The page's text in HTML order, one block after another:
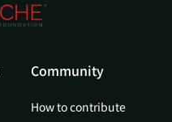
Community
How to contribute